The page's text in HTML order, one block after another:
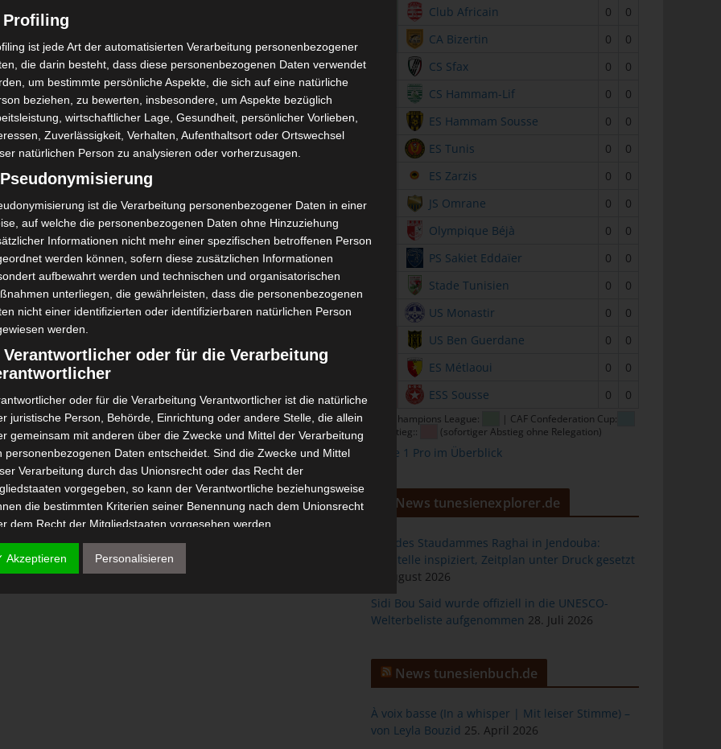
A
H G 1:0
90`
A V 2:0
90`
H G 1:0
90`
A V 2:0
90`
H U 1:1
G
A U 0:0
90`
H V 0:1 90`
Foued Timoumi
Club Africain 0
0
CA Bizertin 0
0
CS Sfax 0
0
CS Hammam-Lif 0
0
ES Hammam Sousse 0
0
ES Tunis 0
0
ES Zarzis 0
0
JS Omrane 0
0
Olympique Béjà 0
0
PS Sakiet Eddaïer 0
0
Stade Tunisien 0
0
US Monastir 0
0
US Ben Guerdane 0
0
ES Métlaoui 0
0
ESS Sousse 0 0
CAF Champions League:
| CAF Confederation Cup:
| Abstieg::
(sofortiger Abstieg ohne Relegation)
Ligue 1 Pro im Überblick
News tunesienexplorer.de
Bau des Staudammes Raghai in Jendouba:
Baustelle inspiziert, Zeitplan unter Druck gesetzt
2. August 2026
Sidi Bou Said wurde offiziell in die UNESCO-
Welterbeliste aufgenommen 28. Juli 2026
News tunesienbuch.de
À voix basse (In a whisper | Mit leiser Stimme) –
von Leyla Bouzid 25. April 2026
Profiling
ist jede Art der automatisierten Verarbeitung personenbezogener
die darin besteht, dass diese personenbezogenen Daten verwendet
um bestimmte persönliche Aspekte, die sich auf eine natürliche
beziehen, zu bewerten, insbesondere, um Aspekte bezüglich
wirtschaftlicher Lage, Gesundheit, persönlicher Vorlieben,
Zuverlässigkeit, Verhalten, Aufenthaltsort oder Ortswechsel
natürlichen Person zu analysieren oder vorherzusagen.
ist die Verarbeitung personenbezogener Daten in einer
auf welche die personenbezogenen Daten ohne Hinzuziehung
Informationen nicht mehr einer spezifischen betroffenen Person
werden können, sofern diese zusätzlichen Informationen
aufbewahrt werden und technischen und organisatorischen
unterliegen, die gewährleisten, dass die personenbezogenen
nicht einer identifizierten oder identifizierbaren natürlichen Person
werden.
Verantwortlicher oder für die Verarbeitung
oder für die Verarbeitung Verantwortlicher ist die natürliche
juristische Person, Behörde, Einrichtung oder andere Stelle, die allein
gemeinsam mit anderen über die Zwecke und Mittel der Verarbeitung
personenbezogenen Daten entscheidet. Sind die Zwecke und Mittel
Verarbeitung durch das Unionsrecht oder das Recht der
vorgegeben, so kann der Verantwortliche beziehungsweise
die bestimmten Kriterien seiner Benennung nach dem Unionsrecht
dem Recht der Mitgliedstaaten vorgesehen werden.
ist eine natürliche oder juristische Person, Behörde,
Akzeptieren Personalisieren